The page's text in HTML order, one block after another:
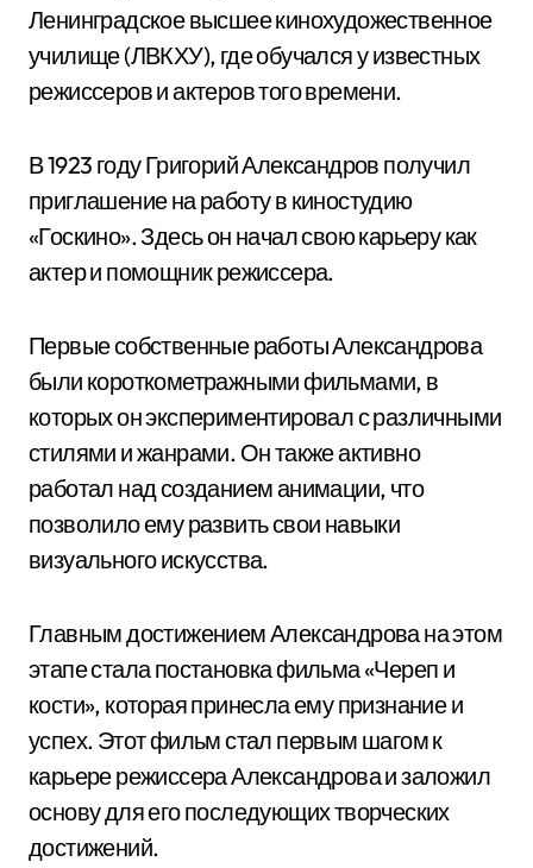
Ленинградское высшее кинохудожественное
училище (ЛВКХУ), где обучался у известных
режиссеров и актеров того времени.
В 1923 году Григорий Александров получил
приглашение на работу в киностудию
«Госкино». Здесь он начал свою карьеру как
актер и помощник режиссера.
Первые собственные работы Александрова
были короткометражными фильмами, в
которых он экспериментировал с различными
стилями и жанрами. Он также активно
работал над созданием анимации, что
позволило ему развить свои навыки
визуального искусства.
Главным достижением Александрова на этом
этапе стала постановка фильма «Череп и
кости», которая принесла ему признание и
успех. Этот фильм стал первым шагом к
карьере режиссера Александрова и заложил
основу для его последующих творческих
достижений.